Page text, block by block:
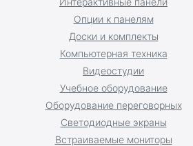
Доски и комплекты
Оборудование переговорных
Учебное оборудование
Светодиодные экраны
Встраиваемые мониторы
Опции к панелям
Компьютерная техника
Видеостудии